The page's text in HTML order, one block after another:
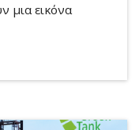
μια εικόνα